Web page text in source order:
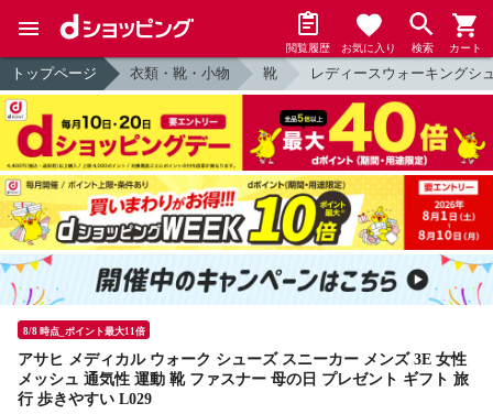
閲覧履歴 お気に入り 検索 カート
トップページ 衣類・靴・小物 靴 レディースウォーキングシ
8/8 時点_ポイント最大11倍
アサヒ メディカル ウォーク シューズ スニーカー メンズ 3E 女性
メッシュ 通気性 運動 靴 ファスナー 母の日 プレゼント ギフト 旅
行 歩きやすい L029